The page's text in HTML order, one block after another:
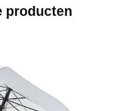
producten